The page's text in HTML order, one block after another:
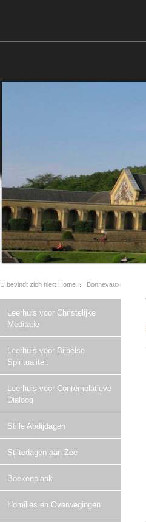
U bevindt zich hier: Home Bonnevaux
Leerhuis voor Christelijke
Meditatie
Leerhuis voor Bijbelse
Spiritualiteit
Leerhuis voor Contemplatieve
Dialoog
Stille Abdijdagen
Stiltedagen aan Zee
Boekenplank
Homilies en Overwegingen